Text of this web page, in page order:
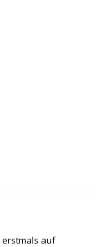
erstmals auf